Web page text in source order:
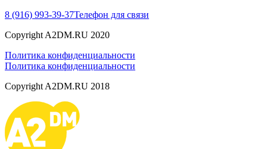
8 (916) 993-39-37Телефон для связи
Copyright A2DM.RU 2020
Политика конфиденциальности
Политика конфиденциальности
Copyright A2DM.RU 2018